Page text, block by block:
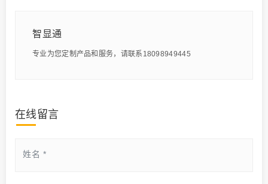
智显通
专业为您定制产品和服务，请联系18098949445
在线留言